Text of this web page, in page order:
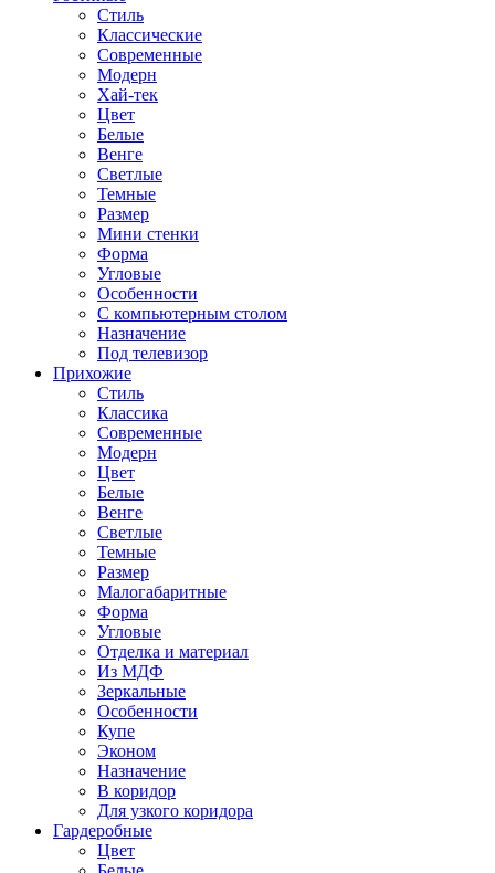
Стиль
Классические
Современные
Модерн
Хай-тек
Цвет
Белые
Венге
Светлые
Темные
Размер
Мини стенки
Форма
Угловые
Особенности
С компьютерным столом
Назначение
Под телевизор
Прихожие
Стиль
Классика
Современные
Модерн
Цвет
Белые
Венге
Светлые
Темные
Размер
Малогабаритные
Форма
Угловые
Отделка и материал
Из МДФ
Зеркальные
Особенности
Купе
Эконом
Назначение
В коридор
Для узкого коридора
Гардеробные
Цвет